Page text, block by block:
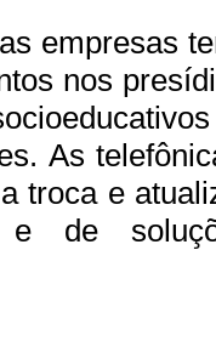
empresas
nos
As
troca e
e de